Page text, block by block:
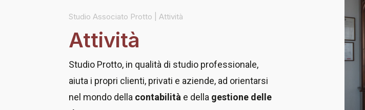
Studio Associato Protto | Attività
Attività
Studio Protto, in qualità di studio professionale,
aiuta i propri clienti, privati e aziende, ad orientarsi
nel mondo della contabilità e della gestione delle